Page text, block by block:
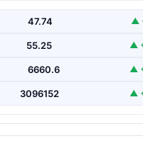
Salah transferiyle ilgili
47.74 ▲
55.25 ▲
6660.6 ▲
3096152 ▲